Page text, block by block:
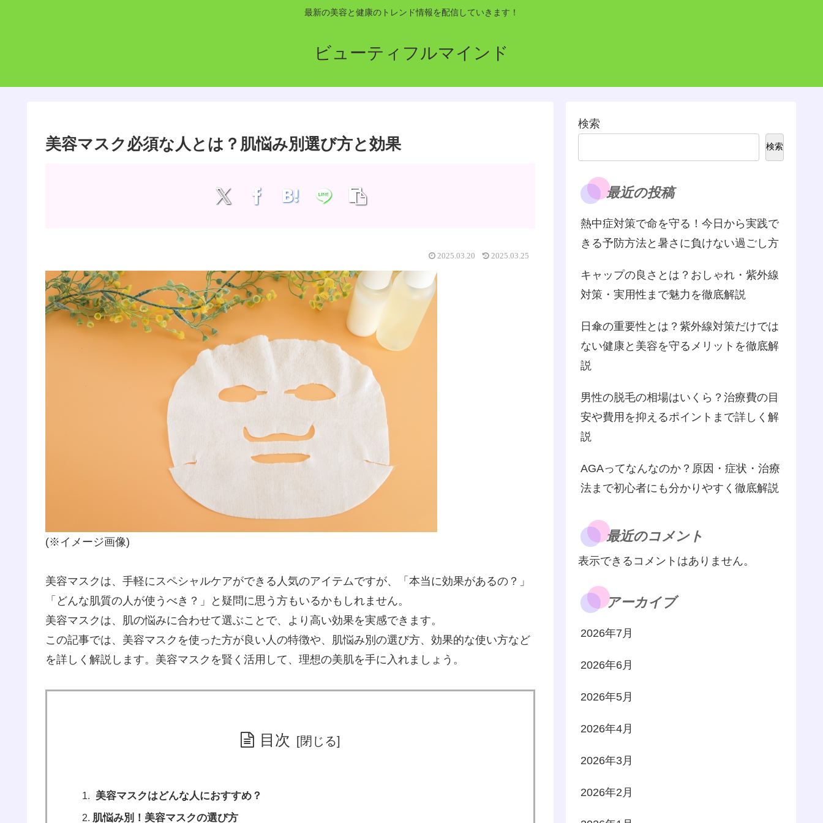
最新の美容と健康のトレンド情報を配信していきます！
ビューティフルマインド
美容マスク必須な人とは？肌悩み別選び方と効果
2025.03.20 2025.03.25
(※イメージ画像)
美容マスクは、手軽にスペシャルケアができる人気のアイテムですが、「本当に効果があるの？」
「どんな肌質の人が使うべき？」と疑問に思う方もいるかもしれません。
美容マスクは、肌の悩みに合わせて選ぶことで、より高い効果を実感できます。
この記事では、美容マスクを使った方が良い人の特徴や、肌悩み別の選び方、効果的な使い方など
を詳しく解説します。美容マスクを賢く活用して、理想の美肌を手に入れましょう。
目次
美容マスクはどんな人におすすめ？
肌悩み別！美容マスクの選び方
検索
検索
最近の投稿
熱中症対策で命を守る！今日から実践で
きる予防方法と暑さに負けない過ごし方
キャップの良さとは？おしゃれ・紫外線
対策・実用性まで魅力を徹底解説
日傘の重要性とは？紫外線対策だけでは
ない健康と美容を守るメリットを徹底解
説
男性の脱毛の相場はいくら？治療費の目
安や費用を抑えるポイントまで詳しく解
説
AGAってなんなのか？原因・症状・治療
法まで初心者にも分かりやすく徹底解説
最近のコメント
表示できるコメントはありません。
アーカイブ
2026年7月
2026年6月
2026年5月
2026年4月
2026年3月
2026年2月